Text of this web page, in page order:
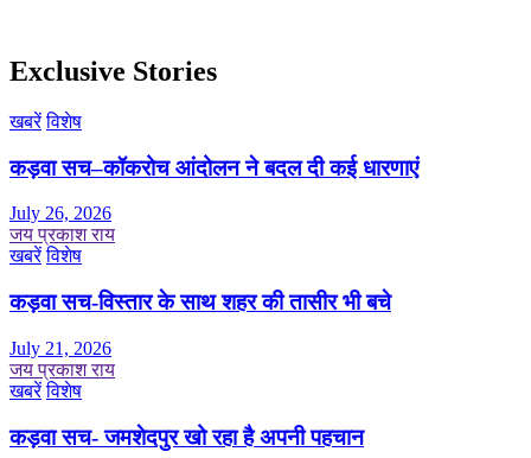
Exclusive Stories
खबरें विशेष
कड़वा सच–कॉकरोच आंदोलन ने बदल दी कई धारणाएं
July 26, 2026
जय प्रकाश राय
खबरें विशेष
कड़वा सच-विस्तार के साथ शहर की तासीर भी बचे
July 21, 2026
जय प्रकाश राय
खबरें विशेष
कड़वा सच- जमशेदपुर खो रहा है अपनी पहचान